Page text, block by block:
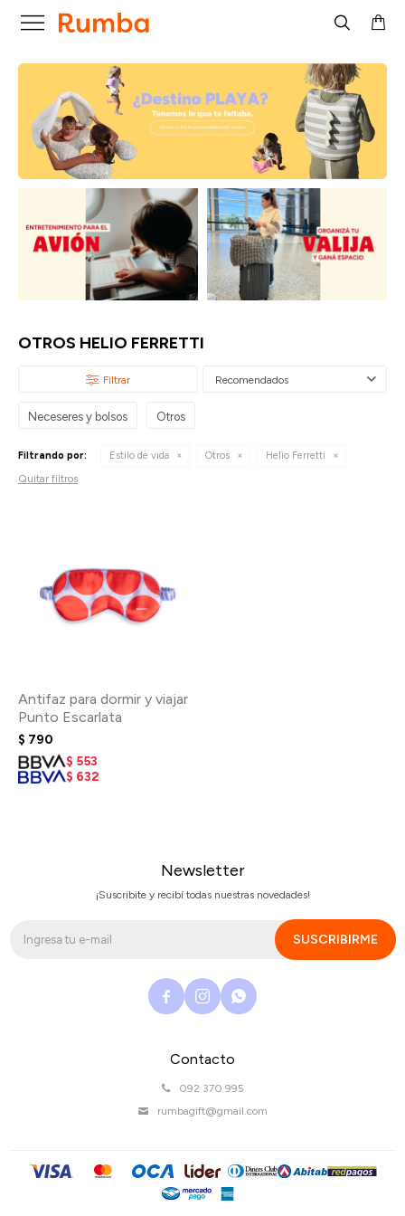

OTROS HELIO FERRETTI
Recomendados
Neceseres y bolsos Otros
Filtrando por: Estilo de vida Otros Helio Ferretti
Quitar filtros
Antifaz para dormir y viajar
Punto Escarlata
$ 790
$ 553
$ 632
Contacto
092 370 995
rumbagift@gmail.com
Newsletter
¡Suscribite y recibí todas nuestras novedades!
SUSCRIBIRME
  